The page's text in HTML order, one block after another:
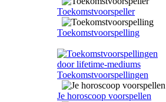
Toekomstvoorspeller
Toekomstvoorspelling
Toekomstvoorspellingen
Je horoscoop voorspellen